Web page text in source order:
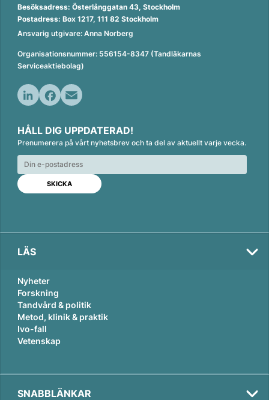
Besöksadress: Österlånggatan 43, Stockholm
Postadress: Box 1217, 111 82 Stockholm
Ansvarig utgivare: Anna Norberg
Organisationsnummer: 556154-8347 (Tandläkarnas
Serviceaktiebolag)
n
k
e
d
n
c
e
b
o
o
k
a
i
l
HÅLL DIG UPPDATERAD!
Prenumerera på vårt nyhetsbrev och ta del av aktuellt varje vecka.
LÄS
Nyheter
Forskning
Tandvård & politik
Metod, klinik & praktik
Ivo-fall
Vetenskap
SNABBLÄNKAR